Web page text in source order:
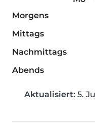
Morgens
Mittags
Nachmittags
Abends
Aktualisiert: 5.